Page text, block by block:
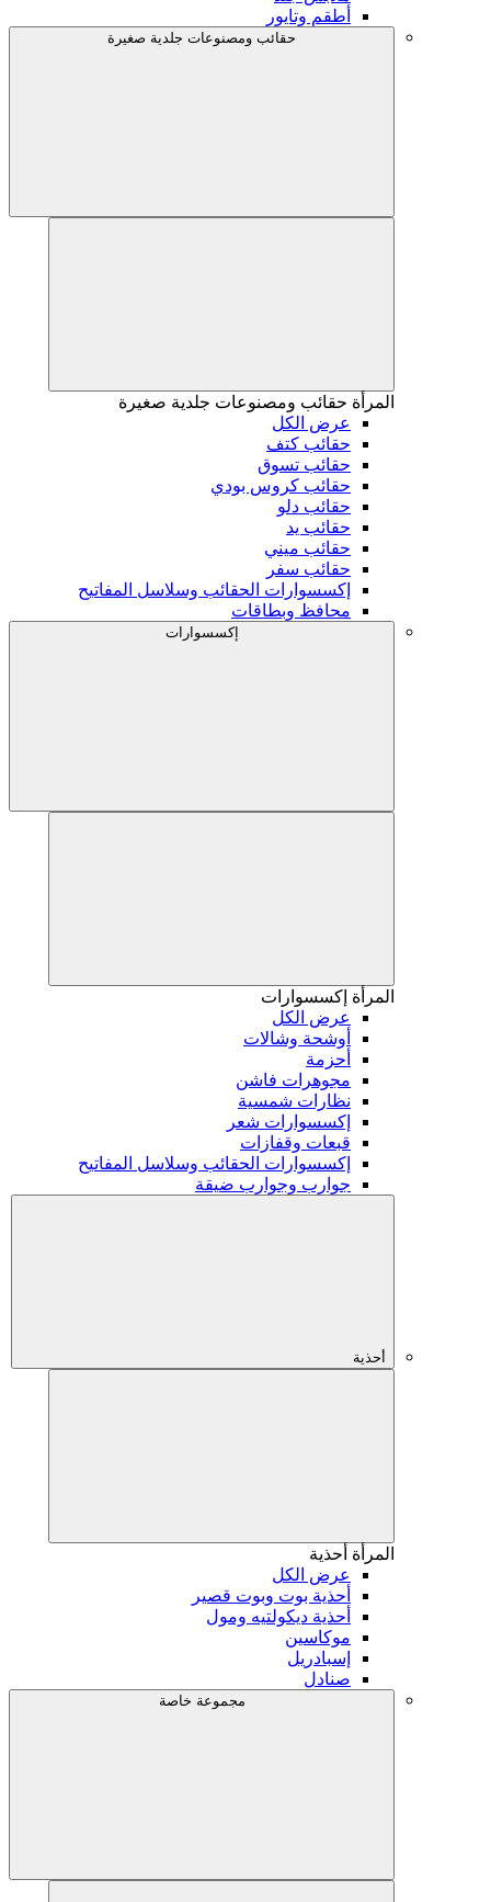
أطقم وتايور
حقائب ومصنوعات جلدية صغيرة
المرأة حقائب ومصنوعات جلدية صغيرة
عرض الكل
حقائب كتف
حقائب تسوق
حقائب كروس بودي
حقائب دلو
حقائب يد
حقائب ميني
حقائب سفر
إكسسوارات الحقائب وسلاسل المفاتيح
محافظ وبطاقات
إكسسوارات
المرأة إكسسوارات
عرض الكل
أوشحة وشالات
أحزمة
مجوهرات فاشن
نظارات شمسية
إكسسوارات شعر
قبعات وقفازات
إكسسوارات الحقائب وسلاسل المفاتيح
جوارب وجوارب ضيقة
أحذية
المرأة أحذية
عرض الكل
أحذية بوت وبوت قصير
أحذية ديكولتيه ومول
موكاسين
إسبادريل
صنادل
مجموعة خاصة